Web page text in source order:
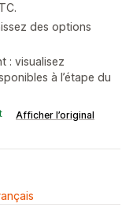
des options
: visualisez
à l’étape du
Afficher l’original